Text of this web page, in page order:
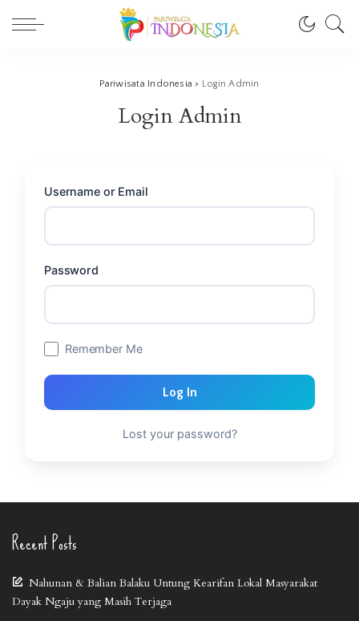
Pariwisata Indonesia > Login Admin
Login Admin
Username or Email
Password
Remember Me
Log In
Lost your password?
Recent Posts
Nahunan & Balian Balaku Untung Kearifan Lokal Masyarakat
Dayak Ngaju yang Masih Terjaga